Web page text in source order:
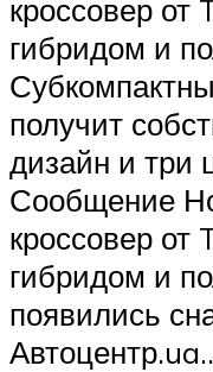
кроссовер от
гибридом и
получит
дизайн и три
Сообщение
кроссовер от
гибридом и
появились